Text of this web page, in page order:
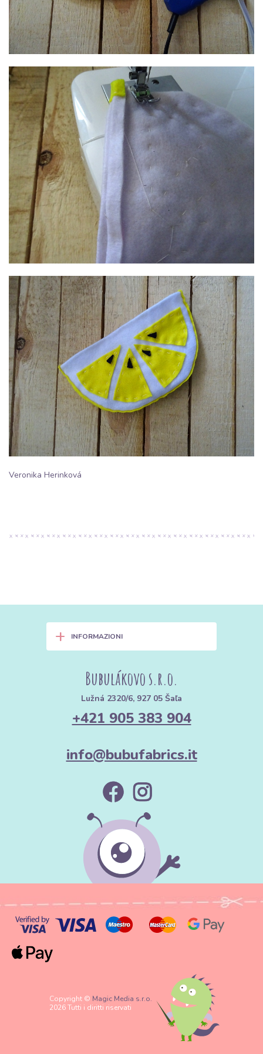
Veronika Herinková
+ INFORMAZIONI
Bubulákovo s.r.o.
Lužná 2320/6, 927 05 Šaľa
+421 905 383 904
info@bubufabrics.it
Copyright © Magic Media s.r.o.
2026 Tutti i diritti riservati